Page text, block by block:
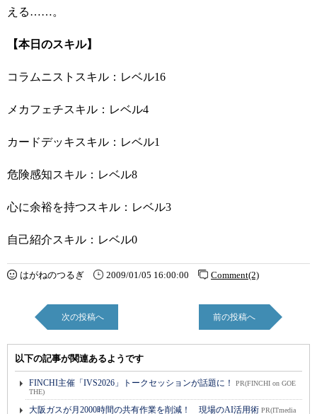
える……。
【本日のスキル】
コラムニストスキル：レベル16
メカフェチスキル：レベル4
カードデッキスキル：レベル1
危険感知スキル：レベル8
心に余裕を持つスキル：レベル3
自己紹介スキル：レベル0
はがねのつるぎ 2009/01/05 16:00:00 Comment(2)
次の投稿へ 前の投稿へ
以下の記事が関連あるようです
FINCHI主催「IVS2026」トークセッションが話題に！
PR(FINCHI on GOE
THE)
大阪ガスが月2000時間の共有作業を削減！ 現場のAI活用術 PR(ITmedia